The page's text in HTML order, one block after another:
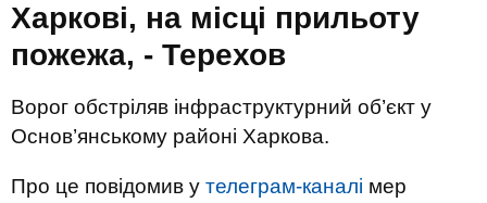
Харкові, на місці прильоту
пожежа, - Терехов
Ворог обстріляв інфраструктурний об’єкт у
Основ’янському районі Харкова.
Про це повідомив у телеграм-каналі мер